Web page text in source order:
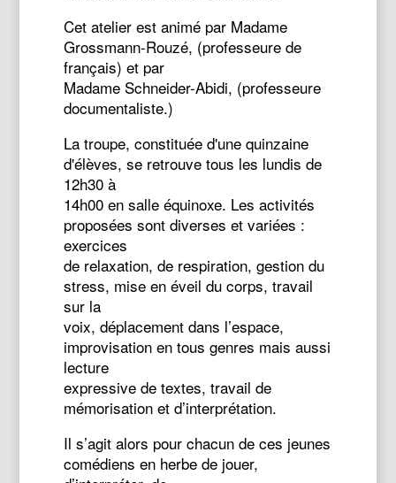
Cet atelier est animé par Madame
Grossmann-Rouzé, (professeure de
français) et par
Madame Schneider-Abidi, (professeure
documentaliste.)
La troupe, constituée d'une quinzaine
d'élèves, se retrouve tous les lundis de
12h30 à
14h00 en salle équinoxe. Les activités
proposées sont diverses et variées :
exercices
de relaxation, de respiration, gestion du
stress, mise en éveil du corps, travail
sur la
voix, déplacement dans l’espace,
improvisation en tous genres mais aussi
lecture
expressive de textes, travail de
mémorisation et d’interprétation.
Il s’agit alors pour chacun de ces jeunes
comédiens en herbe de jouer,